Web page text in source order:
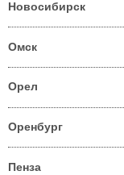
Новосибирск
Омск
Орел
Оренбург
Пенза